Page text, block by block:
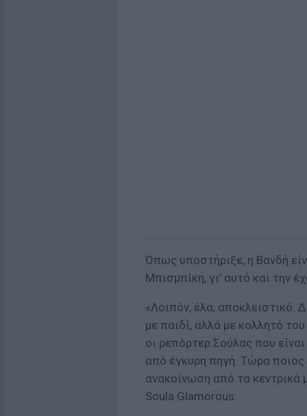
Όπως υποστήριξε, η Βανδή
Μπισμπίκη, γι’ αυτό και την
«Λοιπόν, έλα, αποκλειστικό.
με παιδί, αλλά με κολλητό του
οι ρεπόρτερ Σούλας που
από έγκυρη πηγή. Τώρα ποιος
ανακοίνωση από τα κεντρικά
Soula Glamorous.